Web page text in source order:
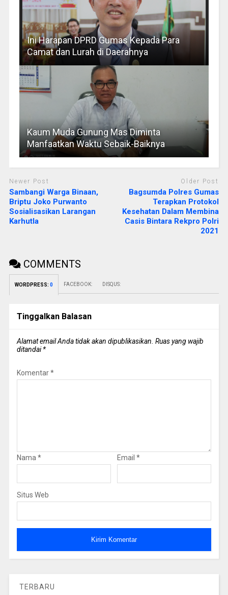
Ini Harapan DPRD Gumas Kepada Para
Camat dan Lurah di Daerahnya
Kaum Muda Gunung Mas Diminta
Manfaatkan Waktu Sebaik-Baiknya
Newer Post
Sambangi Warga Binaan,
Briptu Joko Purwanto
Sosialisasikan Larangan
Karhutla
Older Post
Bagsumda Polres Gumas
Terapkan Protokol
Kesehatan Dalam Membina
Casis Bintara Rekpro Polri
2021
COMMENTS
WORDPRESS: 0 FACEBOOK: DISQUS:
Tinggalkan Balasan
Alamat email Anda tidak akan dipublikasikan. Ruas yang wajib
ditandai*
Komentar*
Nama * Email *
Situs Web
TERBARU